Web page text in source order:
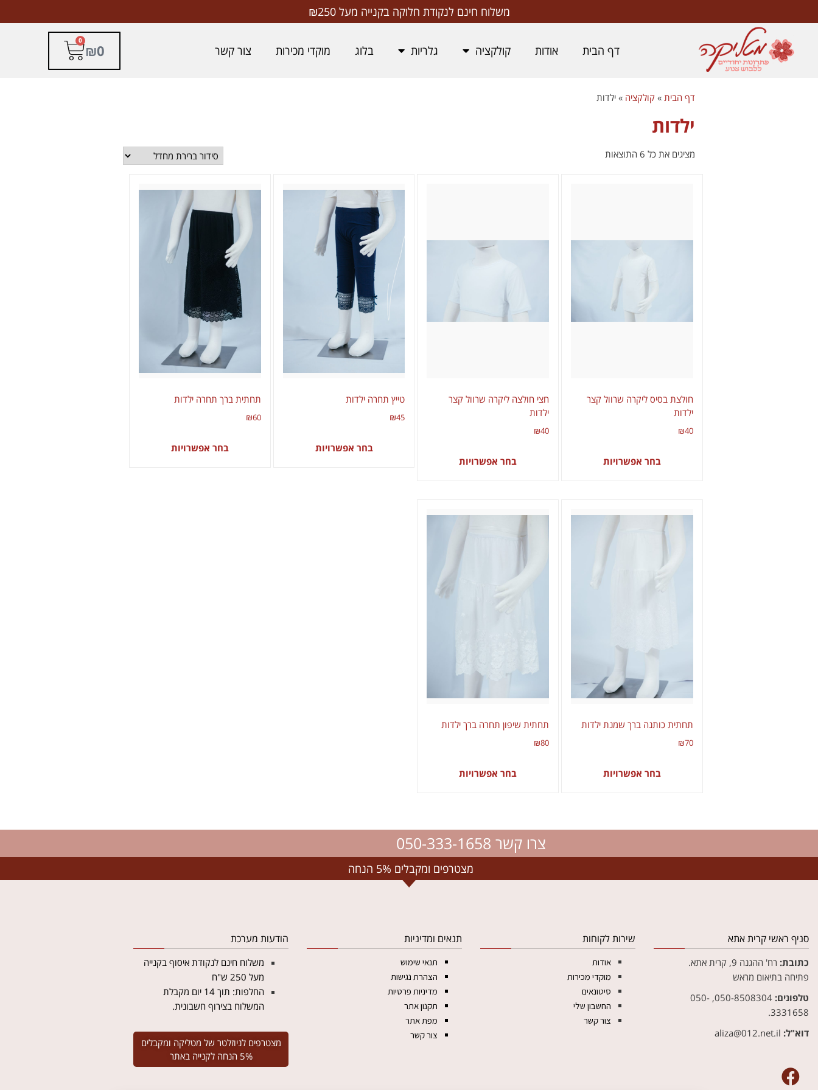
משלוח חינם לנקודת חלוקה בקנייה מעל ₪250
דף הבית אודות קולקציה גלריות בלוג מוקדי מכירות צור קשר ₪0
0
דף הבית » קולקציה » ילדות
ילדות
מציגים את כל ⁦6⁩ התוצאות
חולצת בסיס ליקרה שרוול קצר
ילדות
₪40
בחר אפשרויות
חצי חולצה ליקרה שרוול קצר
ילדות
₪40
בחר אפשרויות
טייץ תחרה ילדות
₪45
בחר אפשרויות
תחתית ברך תחרה ילדות
₪60
בחר אפשרויות
תחתית כותנה ברך שמנת ילדות
₪70
בחר אפשרויות
תחתית שיפון תחרה ברך ילדות
₪80
בחר אפשרויות
צרו קשר 050-333-1658
מצטרפים ומקבלים 5% הנחה
סניף ראשי קרית אתא
כתובת: רח' ההגנה 9, קרית אתא.
פתיחה בתיאום מראש
טלפונים:
050-8508304, 050-
3331658.
דוא"ל:
שירות לקוחות
אודות
מוקדי מכירות
סיטונאים
החשבון שלי
צור קשר
תנאים ומדיניות
תנאי שימוש
הצהרת נגישות
מדיניות פרטיות
תקנון אתר
מפת אתר
צור קשר
הודעות מערכת
משלוח חינם לנקודת איסוף בקנייה
מעל 250 ש"ח
החלפות: תוך 14 יום מקבלת
המשלוח בצירוף חשבונית.
מצטרפים לניוזלטר של מטליקה ומקבלים
5% הנחה לקנייה באתר